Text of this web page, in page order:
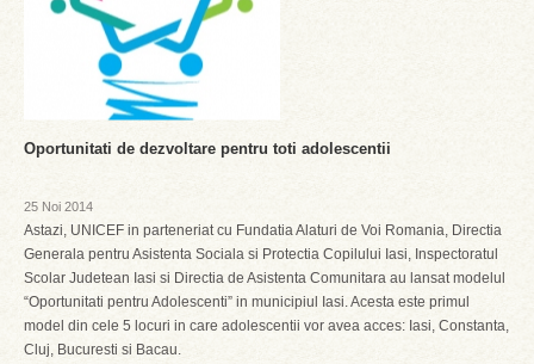
Oportunitati de dezvoltare pentru toti adolescentii
25 Noi 2014
Astazi, UNICEF in parteneriat cu Fundatia Alaturi de Voi Romania, Directia
Generala pentru Asistenta Sociala si Protectia Copilului Iasi, Inspectoratul
Scolar Judetean Iasi si Directia de Asistenta Comunitara au lansat modelul
“Oportunitati pentru Adolescenti” in municipiul Iasi. Acesta este primul
model din cele 5 locuri in care adolescentii vor avea acces: Iasi, Constanta,
Cluj, Bucuresti si Bacau.